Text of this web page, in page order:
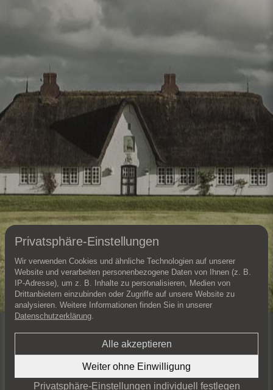
persönlichen Besichtigungstermin.
Privatsphäre-Einstellungen
Wir verwenden Cookies und ähnliche Technologien auf unserer
Website und verarbeiten personenbezogene Daten von Ihnen (z. B.
IP-Adresse), um z. B. Inhalte zu personalisieren, Medien von
Drittanbietern einzubinden oder Zugriffe auf unsere Website zu
analysieren. Weitere Informationen finden Sie in unserer
Datenschutzerklärung.
Alle akzeptieren
Weiter ohne Einwilligung
Privatsphäre-Einstellungen individuell festlegen